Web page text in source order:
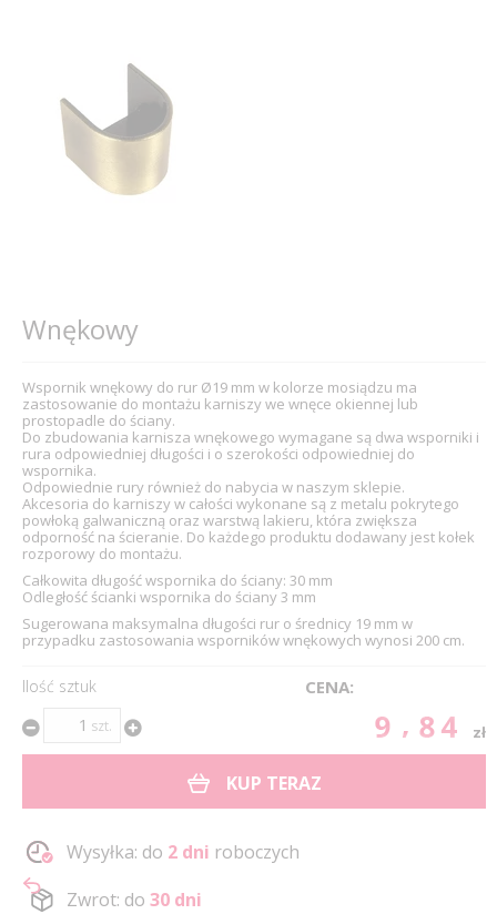
Wnękowy
Wspornik wnękowy do rur Ø19 mm w kolorze mosiądzu ma
zastosowanie do montażu karniszy we wnęce okiennej lub
prostopadle do ściany.
Do zbudowania karnisza wnękowego wymagane są dwa wsporniki i
rura odpowiedniej długości i o szerokości odpowiedniej do
wspornika.
Odpowiednie rury również do nabycia w naszym sklepie.
Akcesoria do karniszy w całości wykonane są z metalu pokrytego
powłoką galwaniczną oraz warstwą lakieru, która zwiększa
odporność na ścieranie. Do każdego produktu dodawany jest kołek
rozporowy do montażu.
Całkowita długość wspornika do ściany: 30 mm
Odległość ścianki wspornika do ściany 3 mm
Sugerowana maksymalna długości rur o średnicy 19 mm w
przypadku zastosowania wsporników wnękowych wynosi 200 cm.
Ilość sztuk
szt.
CENA:
9.84 zł
KUP TERAZ
Wysyłka: do 2 dni roboczych
Zwrot: do 30 dni